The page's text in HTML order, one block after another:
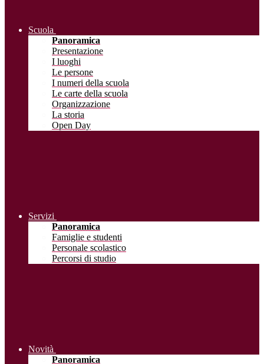
Scuola
Panoramica
Presentazione
I luoghi
Le persone
I numeri della scuola
Le carte della scuola
Organizzazione
La storia
Open Day
Servizi
Panoramica
Famiglie e studenti
Personale scolastico
Percorsi di studio
Novità
Panoramica